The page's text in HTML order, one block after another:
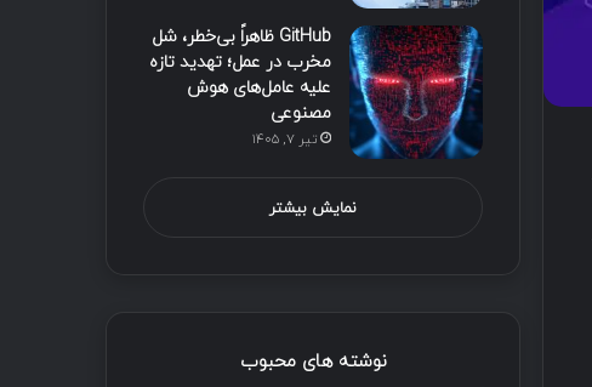
GitHub ظاهراً بی‌خطر، شل
مخرب در عمل؛ تهدید تازه
علیه عامل‌های هوش
مصنوعی
تیر ۷, ۱۴۰۵
نمایش بیشتر
نوشته های محبوب